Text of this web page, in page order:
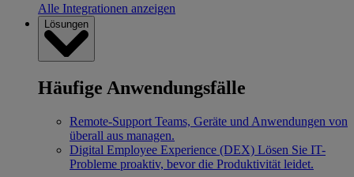
Alle Integrationen anzeigen
Lösungen
Häufige Anwendungsfälle
Remote-Support Teams, Geräte und Anwendungen von
überall aus managen.
Digital Employee Experience (DEX) Lösen Sie IT-
Probleme proaktiv, bevor die Produktivität leidet.